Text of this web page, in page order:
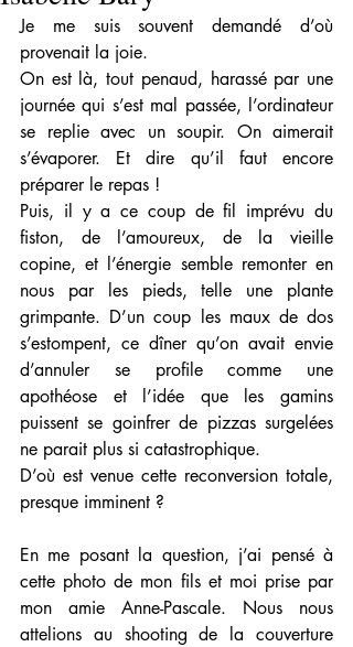
Je me suis souvent demandé d’où
provenait la joie.
On est là, tout penaud, harassé par une
journée qui s’est mal passée, l’ordinateur
se replie avec un soupir. On aimerait
s’évaporer. Et dire qu’il faut encore
préparer le repas !
Puis, il y a ce coup de fil imprévu du
fiston, de l’amoureux, de la vieille
copine, et l’énergie semble remonter en
nous par les pieds, telle une plante
grimpante. D’un coup les maux de dos
s’estompent, ce dîner qu’on avait envie
d’annuler se profile comme une
apothéose et l’idée que les gamins
puissent se goinfrer de pizzas surgelées
ne parait plus si catastrophique.
D’où est venue cette reconversion totale,
presque imminent ?
En me posant la question, j’ai pensé à
cette photo de mon fils et moi prise par
mon amie Anne-Pascale. Nous nous
attelions au shooting de la couverture